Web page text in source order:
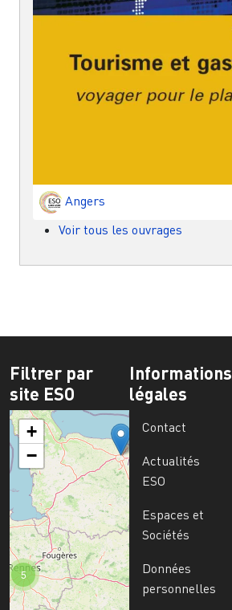
Angers
Voir tous les ouvrages
Filtrer par
site ESO
5
+
−
Informations
légales
Contact
Actualités
ESO
Espaces et
Sociétés
Données
personnelles